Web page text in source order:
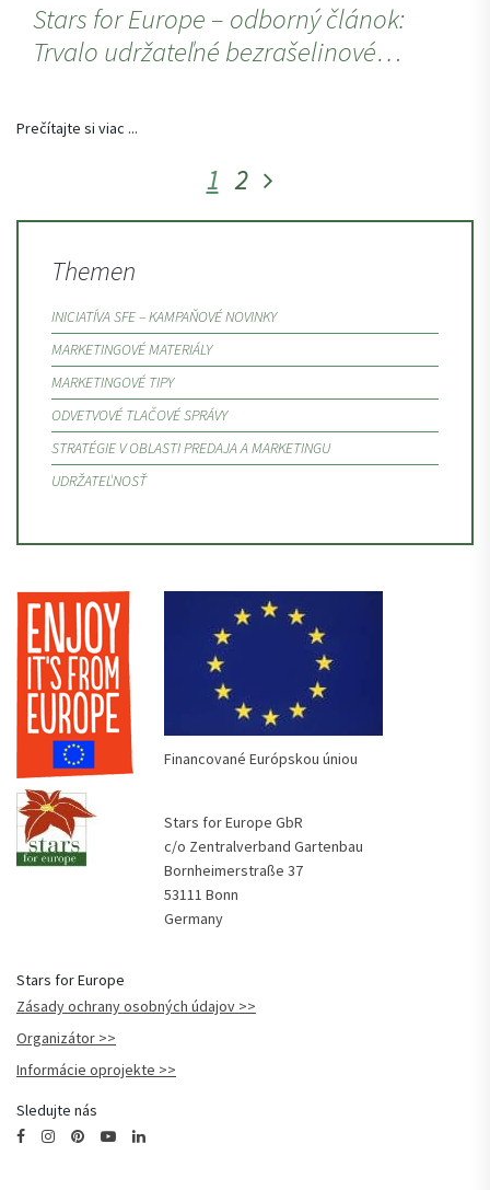
Stars for Europe – odborný článok:
Trvalo udržateľné bezrašelinové…
Prečítajte si viac ...
Stránkovanie
príspevkov
1 2
Themen
INICIATÍVA SFE – KAMPAŇOVÉ NOVINKY
MARKETINGOVÉ MATERIÁLY
MARKETINGOVÉ TIPY
ODVETVOVÉ TLAČOVÉ SPRÁVY
STRATÉGIE V OBLASTI PREDAJA A MARKETINGU
UDRŽATEĽNOSŤ
Financované Európskou úniou
Stars for Europe GbR
c/o Zentralverband Gartenbau
Bornheimerstraße 37
53111 Bonn
Germany
Stars for Europe
Zásady ochrany osobných údajov
Organizátor
Informácie oprojekte
Sledujte nás